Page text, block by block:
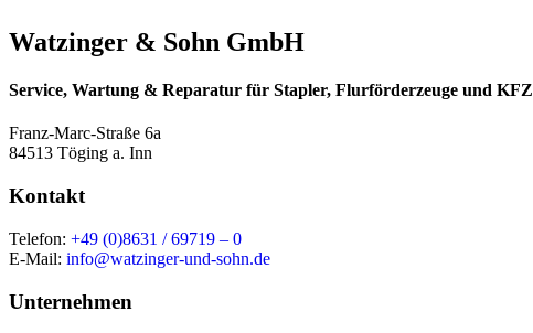
Watzinger & Sohn GmbH
Service, Wartung & Reparatur für Stapler, Flurförderzeuge und KFZ
Franz-Marc-Straße 6a
84513 Töging a. Inn
Kontakt
Telefon: +49 (0)8631 / 69719 – 0
E-Mail: info@watzinger-und-sohn.de
Unternehmen